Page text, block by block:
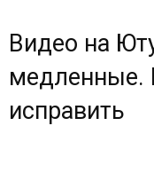
Видео на
медленные.
исправить